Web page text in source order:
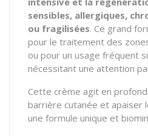
sensibles, allergiques,
ou fragilisées. Ce grand
pour le traitement des
ou pour un usage fréquent
nécessitant une attention
Cette crème agit en
barrière cutanée et apaiser
une formule unique et